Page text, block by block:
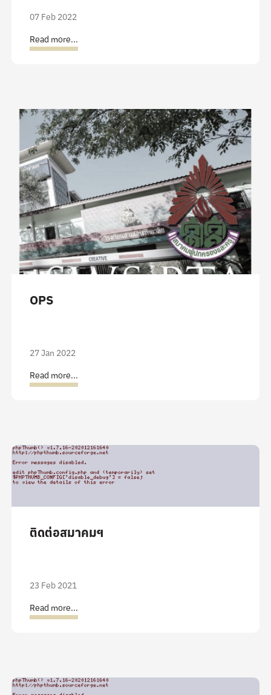
07 Feb 2022
Read more...
OPS
27 Jan 2022
Read more...
ติดต่อสมาคมฯ
23 Feb 2021
Read more...